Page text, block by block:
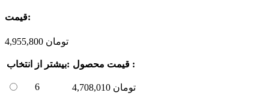
قیمت:
4,955,800 تومان
انتخاب بیشتر از: قیمت محصول :
6 4,708,010 تومان